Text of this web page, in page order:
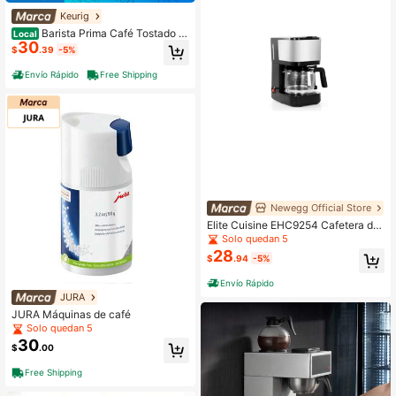
Keurig
Local Barista Prima Café Tostado Fr
ancés en Cápsulas , Cápsulas Mon
odosis Keurig, Café Extra Oscuro, C
aja de 24 Unidades
$30.39 -5%
Envío Rápido Free Shipping
JURA
JURA Máquinas de café
Solo quedan 5
$30.00
Free Shipping
Newegg Official Store
Elite Cuisine EHC9254 Cafetera de
5 tazas Negro/Plata
Solo quedan 5
$28.94 -5%
Envío Rápido